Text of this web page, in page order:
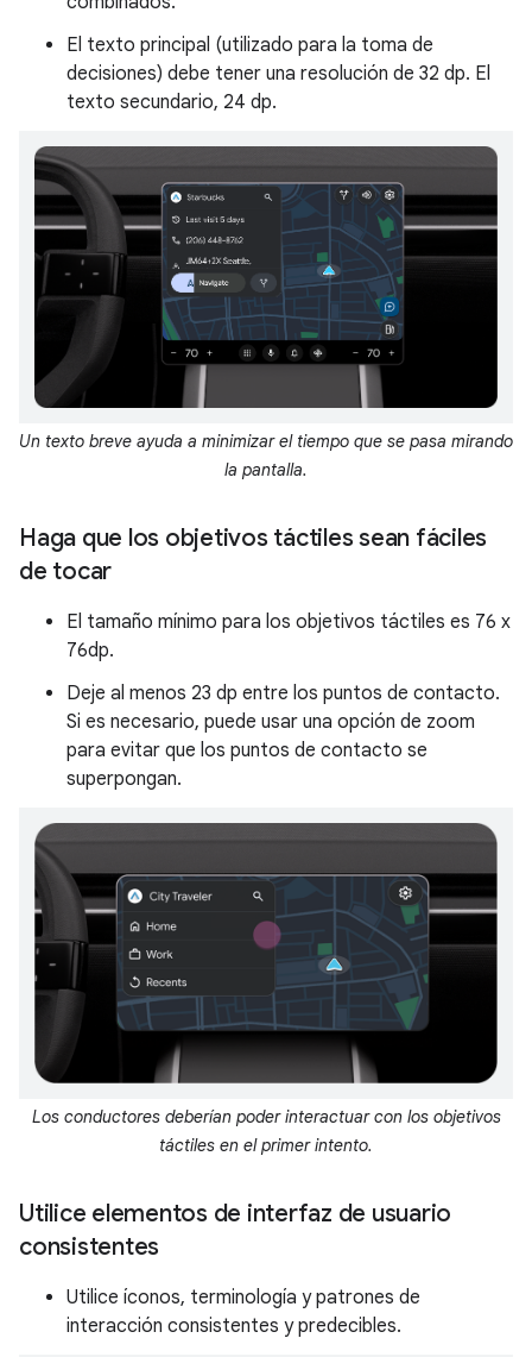
El texto principal (utilizado para la toma de
decisiones) debe tener una resolución de 32 dp. El
texto secundario, 24 dp.
Un texto breve ayuda a minimizar el tiempo que se pasa mirando
la pantalla.
Haga que los objetivos táctiles sean fáciles
de tocar
El tamaño mínimo para los objetivos táctiles es 76 x
76dp.
Deje al menos 23 dp entre los puntos de contacto.
Si es necesario, puede usar una opción de zoom
para evitar que los puntos de contacto se
superpongan.
Los conductores deberían poder interactuar con los objetivos
táctiles en el primer intento.
Utilice elementos de interfaz de usuario
consistentes
Utilice íconos, terminología y patrones de
interacción consistentes y predecibles.